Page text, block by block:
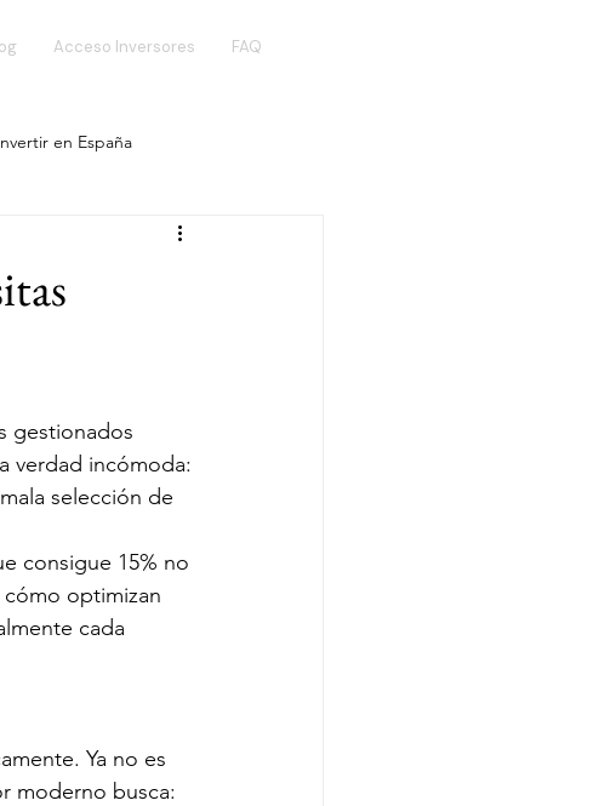
Acceso Inversores FAQ
en España
Residencia en Europa
gestionados
verdad incómoda:
selección de
consigue 15% no
optimizan
cada
Ya no es
moderno busca: